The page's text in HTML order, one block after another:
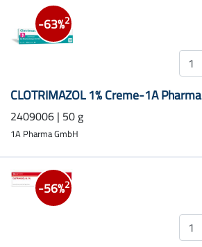
-63%2
CLOTRIMAZOL 1% Creme-1A Pharma
2409006 | 50 g
1A Pharma GmbH
-56%2